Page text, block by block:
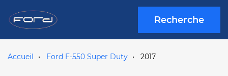
Recherche
Accueil Ford F-550 Super Duty 2017